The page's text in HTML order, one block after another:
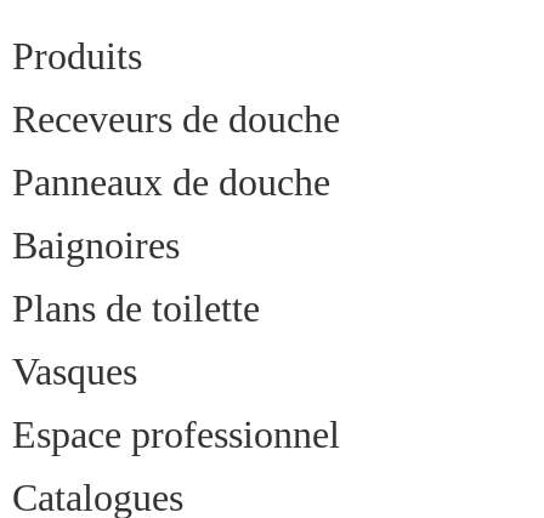
Produits
Receveurs de douche
Panneaux de douche
Baignoires
Plans de toilette
Vasques
Espace professionnel
Catalogues